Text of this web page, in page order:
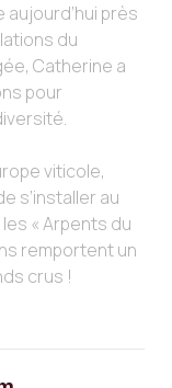
près
du
Catherine a
pour
viticole,
s’installer au
« Arpents du
remportent un
crus !